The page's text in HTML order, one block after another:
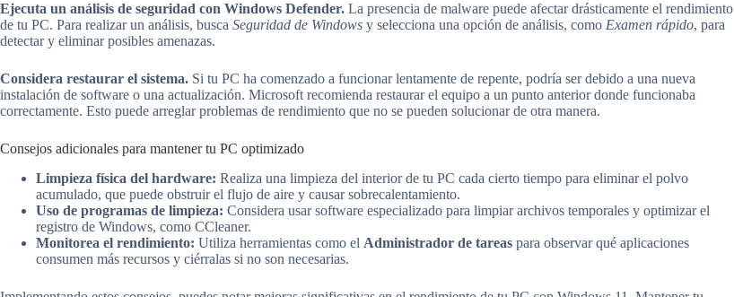
Ejecuta un análisis de seguridad con Windows Defender. La presencia de malware puede afectar drásticamente el rendimiento
de tu PC. Para realizar un análisis, busca Seguridad de Windows y selecciona una opción de análisis, como Examen rápido, para
detectar y eliminar posibles amenazas.
Considera restaurar el sistema. Si tu PC ha comenzado a funcionar lentamente de repente, podría ser debido a una nueva
instalación de software o una actualización. Microsoft recomienda restaurar el equipo a un punto anterior donde funcionaba
correctamente. Esto puede arreglar problemas de rendimiento que no se pueden solucionar de otra manera.
Consejos adicionales para mantener tu PC optimizado
Limpieza física del hardware: Realiza una limpieza del interior de tu PC cada cierto tiempo para eliminar el polvo
acumulado, que puede obstruir el flujo de aire y causar sobrecalentamiento.
Uso de programas de limpieza: Considera usar software especializado para limpiar archivos temporales y optimizar el
registro de Windows, como CCleaner.
Monitorea el rendimiento: Utiliza herramientas como el Administrador de tareas para observar qué aplicaciones
consumen más recursos y ciérralas si no son necesarias.